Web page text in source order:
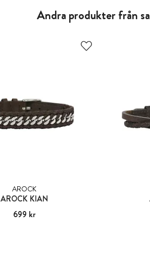
Andra produkter från
AROCK
AROCK KIAN
Pris:699 kr
699 kr